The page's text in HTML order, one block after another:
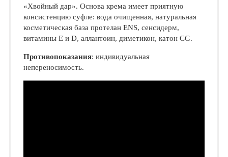
«Хвойный дар». Основа крема имеет приятную
консистенцию суфле: вода очищенная, натуральная
косметическая база протелан ENS, сенсидерм,
витамины Е и D, аллантоин, диметикон, катон СG.
Противопоказания: индивидуальная
непереносимость.